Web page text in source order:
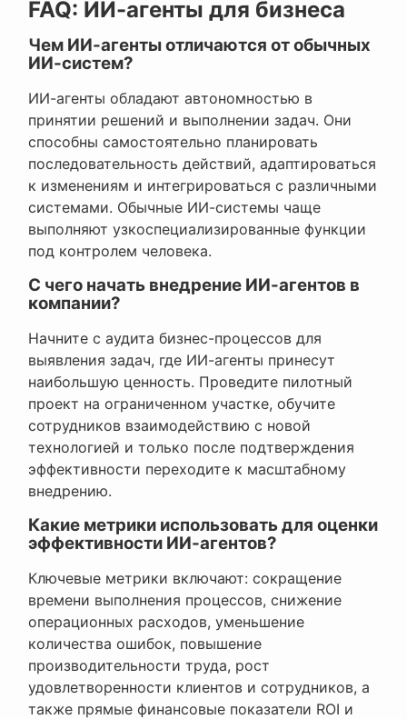
FAQ: ИИ-агенты для бизнеса
Чем ИИ-агенты отличаются от обычных
ИИ-систем?
ИИ-агенты обладают автономностью в
принятии решений и выполнении задач. Они
способны самостоятельно планировать
последовательность действий, адаптироваться
к изменениям и интегрироваться с различными
системами. Обычные ИИ-системы чаще
выполняют узкоспециализированные функции
под контролем человека.
С чего начать внедрение ИИ-агентов в
компании?
Начните с аудита бизнес-процессов для
выявления задач, где ИИ-агенты принесут
наибольшую ценность. Проведите пилотный
проект на ограниченном участке, обучите
сотрудников взаимодействию с новой
технологией и только после подтверждения
эффективности переходите к масштабному
внедрению.
Какие метрики использовать для оценки
эффективности ИИ-агентов?
Ключевые метрики включают: сокращение
времени выполнения процессов, снижение
операционных расходов, уменьшение
количества ошибок, повышение
производительности труда, рост
удовлетворенности клиентов и сотрудников, а
также прямые финансовые показатели ROI и